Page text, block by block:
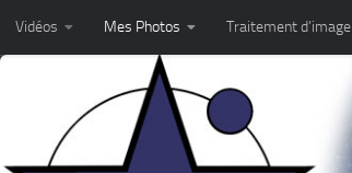
Skip to content
Vidéos Mes Photos Traitement d’image